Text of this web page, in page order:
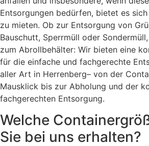
Entsorgungen bedürfen, bietet es
zu mieten. Ob zur Entsorgung von
Bauschutt, Sperrmüll oder
zum Abrollbehälter: Wir bieten eine
für die einfache und fachgerechte
aller Art in Herrenberg– von der
Mausklick bis zur Abholung und der
fachgerechten Entsorgung.
Welche
Sie bei uns erhalten?